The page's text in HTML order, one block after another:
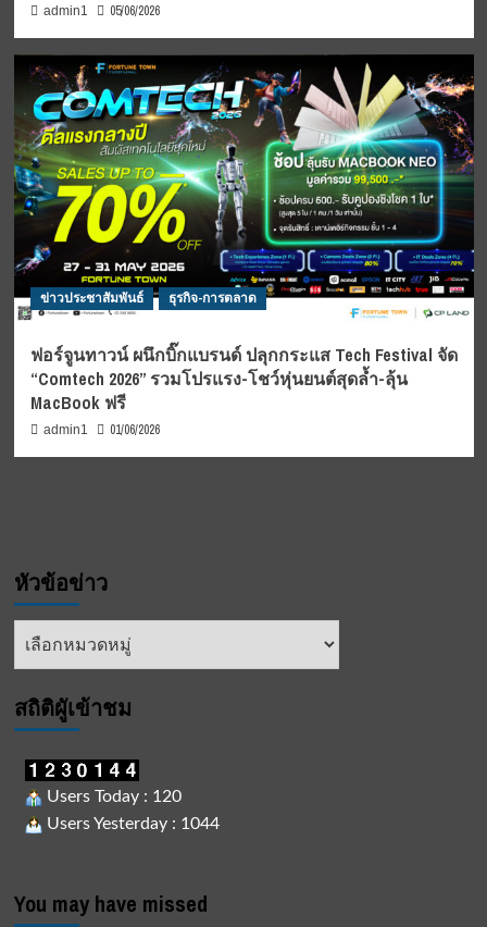
admin1 05/06/2026
ข่าวประชาสัมพันธ์ ธุรกิจ-การตลาด
ฟอร์จูนทาวน์ ผนึกบิ๊กแบรนด์ ปลุกกระแส Tech Festival จัด
“Comtech 2026” รวมโปรแรง-โชว์หุ่นยนต์สุดล้ำ-ลุ้น
MacBook ฟรี
admin1 01/06/2026
หัวข้อข่าว
หัวข้อ
สถิติผูัเข้าชม
Users Today : 120
Users Yesterday : 1044
You may have missed